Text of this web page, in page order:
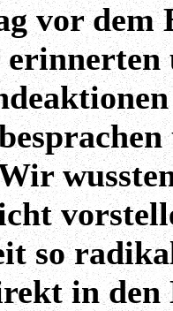
vor dem
so
in